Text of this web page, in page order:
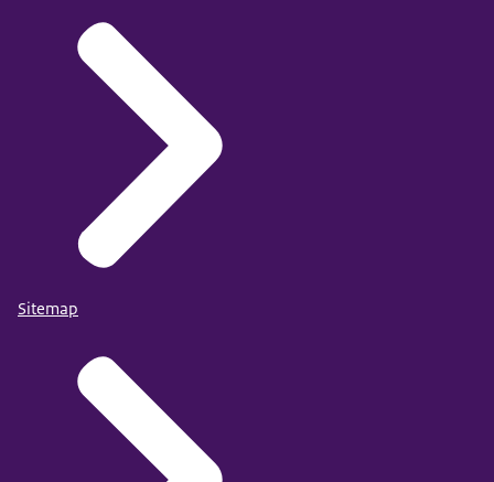
Sitemap